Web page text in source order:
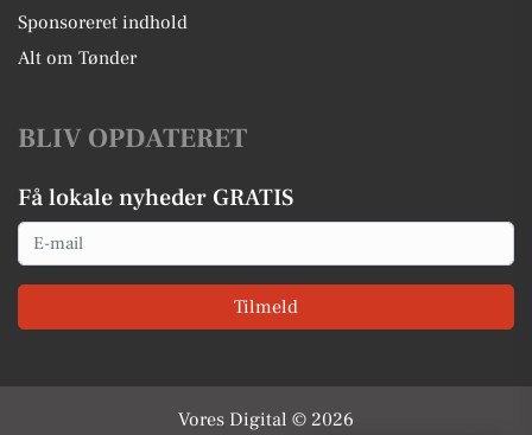
Sponsoreret indhold
Alt om Tønder
BLIV OPDATERET
Få lokale nyheder GRATIS
Email
Tilmeld
Vores Digital © 2026